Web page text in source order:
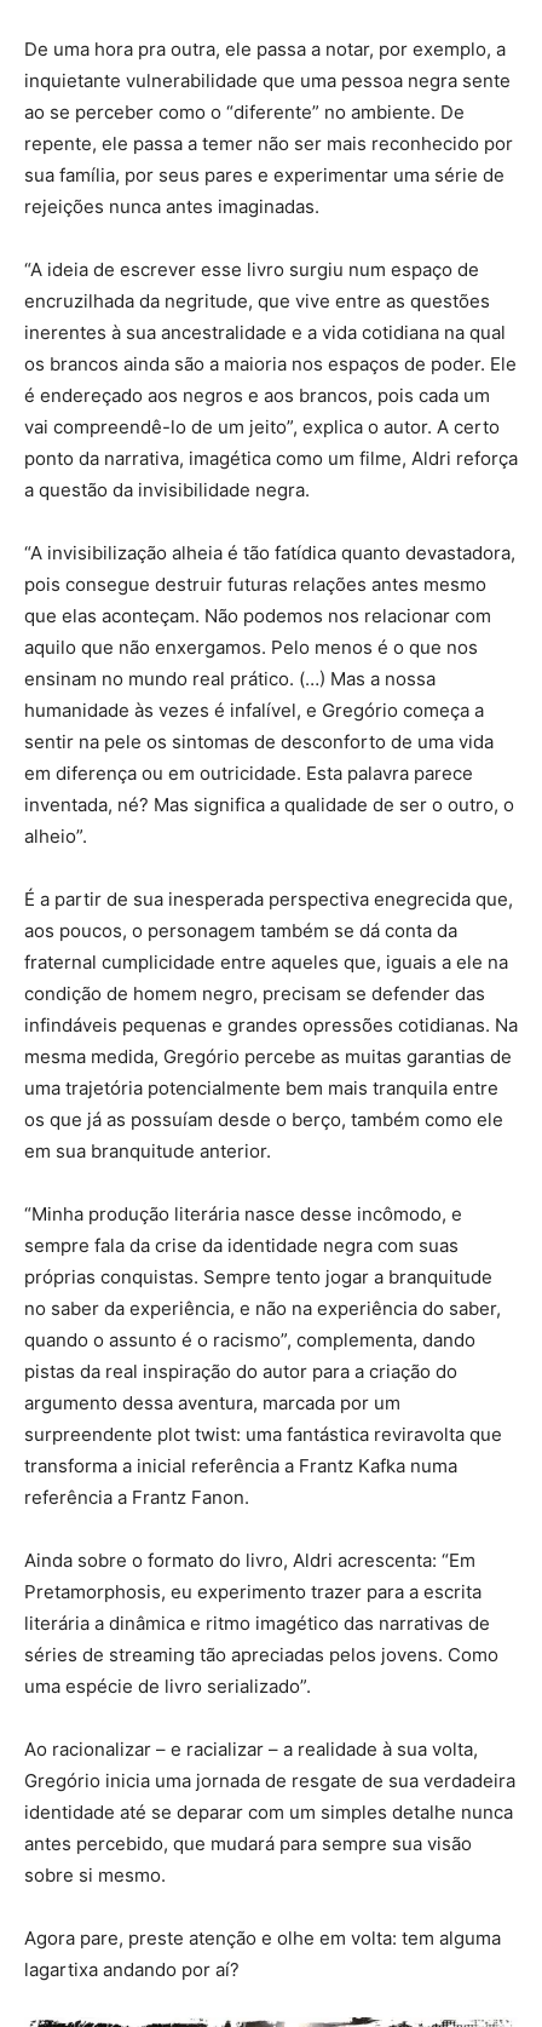
De uma hora pra outra, ele passa a notar, por exemplo, a
inquietante vulnerabilidade que uma pessoa negra sente
ao se perceber como o “diferente” no ambiente. De
repente, ele passa a temer não ser mais reconhecido por
sua família, por seus pares e experimentar uma série de
rejeições nunca antes imaginadas.
“A ideia de escrever esse livro surgiu num espaço de
encruzilhada da negritude, que vive entre as questões
inerentes à sua ancestralidade e a vida cotidiana na qual
os brancos ainda são a maioria nos espaços de poder. Ele
é endereçado aos negros e aos brancos, pois cada um
vai compreendê-lo de um jeito”, explica o autor. A certo
ponto da narrativa, imagética como um filme, Aldri reforça
a questão da invisibilidade negra.
“A invisibilização alheia é tão fatídica quanto devastadora,
pois consegue destruir futuras relações antes mesmo
que elas aconteçam. Não podemos nos relacionar com
aquilo que não enxergamos. Pelo menos é o que nos
ensinam no mundo real prático. (…) Mas a nossa
humanidade às vezes é infalível, e Gregório começa a
sentir na pele os sintomas de desconforto de uma vida
em diferença ou em outricidade. Esta palavra parece
inventada, né? Mas significa a qualidade de ser o outro, o
alheio”.
É a partir de sua inesperada perspectiva enegrecida que,
aos poucos, o personagem também se dá conta da
fraternal cumplicidade entre aqueles que, iguais a ele na
condição de homem negro, precisam se defender das
infindáveis pequenas e grandes opressões cotidianas. Na
mesma medida, Gregório percebe as muitas garantias de
uma trajetória potencialmente bem mais tranquila entre
os que já as possuíam desde o berço, também como ele
em sua branquitude anterior.
“Minha produção literária nasce desse incômodo, e
sempre fala da crise da identidade negra com suas
próprias conquistas. Sempre tento jogar a branquitude
no saber da experiência, e não na experiência do saber,
quando o assunto é o racismo”, complementa, dando
pistas da real inspiração do autor para a criação do
argumento dessa aventura, marcada por um
surpreendente plot twist: uma fantástica reviravolta que
transforma a inicial referência a Frantz Kafka numa
referência a Frantz Fanon.
Ainda sobre o formato do livro, Aldri acrescenta: “Em
Pretamorphosis, eu experimento trazer para a escrita
literária a dinâmica e ritmo imagético das narrativas de
séries de streaming tão apreciadas pelos jovens. Como
uma espécie de livro serializado”.
Ao racionalizar – e racializar – a realidade à sua volta,
Gregório inicia uma jornada de resgate de sua verdadeira
identidade até se deparar com um simples detalhe nunca
antes percebido, que mudará para sempre sua visão
sobre si mesmo.
Agora pare, preste atenção e olhe em volta: tem alguma
lagartixa andando por aí?